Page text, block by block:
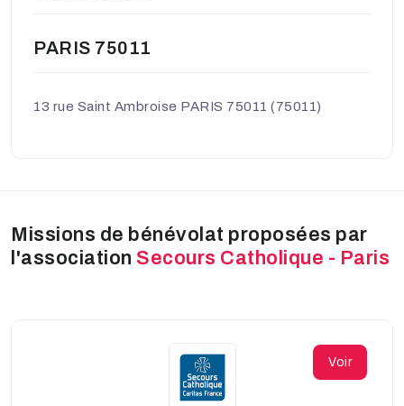
PARIS 75011
13 rue Saint Ambroise PARIS 75011 (75011)
Missions de bénévolat proposées par
l'association Secours Catholique - Paris
Voir